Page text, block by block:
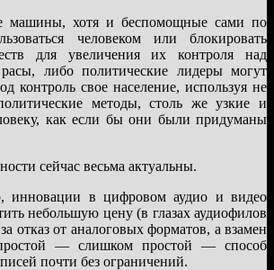
машины, хотя и беспомощные сами по
человеком или блокировать
для увеличения их контроля над
либо политические лидеры могут
контроль свое население, используя не
методы, столь же узкие и
как если бы они были придуманы
сейчас весьма актуальны.
в цифровом аудио и видео
небольшую цену (в глазах аудиофилов
отказ от аналоговых форматов, а взамен
— слишком простой — способ
почти без ограничений.